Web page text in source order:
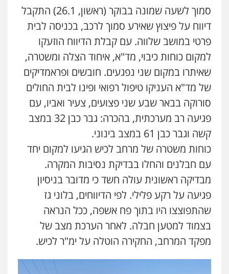
גיל דביר – משרד עורכי דין
פשיעה כלכלית
0506217771
סלימאן אבו שעירה – משרד עורכי דין
פלילי בטחוני צבאי נזיקין
0547780927
עו"ד אסף גונן
פלילי פשע חמור תעבורה צבא מעצרים
וחקירות
0542255161
גל דהן – משרד עורך דין פלילי
פלילי פשיעה חמורה סמים מעצרים
וחקירות
0544723840
סמוך לשעה שמונה בבוקר (ראשון, 26.1) התקבל
דיווח על פיצוץ שאירע סמוך לרכב, בכניסה לבית
פרטי במושב שלווה. עם קבלת הדיווח הוזעקו
למקום כוחות כיבוי, מד"א, איחוד הצלה ומשטרה,
שאיתרו במקום שני נפגעים. חובשים ופראמדיקים
של מד"א העניקו טיפול רפואי ופינו לבית החולים
סורוקה בבאר שבע שני פצועים, צעיר ואביו, עם
פגיעה רב מערכתית, בהכרה: גבר כבן 32 במצב
קשה וגבר כבן 61 במצב בינוני.
כוחות משטרה של מרחב לכיש הגיעו למקום יחד
עם חבלנים והחלו בבדיקת נסיבות המקרה.
מבדיקה ראשונית עולה חשד כי מדובר בניסיון
פגיעה על רקע פלילי. לפי הדיווחים, בלוני גז
שהתפוצצו היו בתוך פח אשפה, ככל הנראה
בצמוד למטען חבלה. לאחר הערכת מצב של
מפקד המרחב, החקירה הוטלה על ימ"ר לכיש.